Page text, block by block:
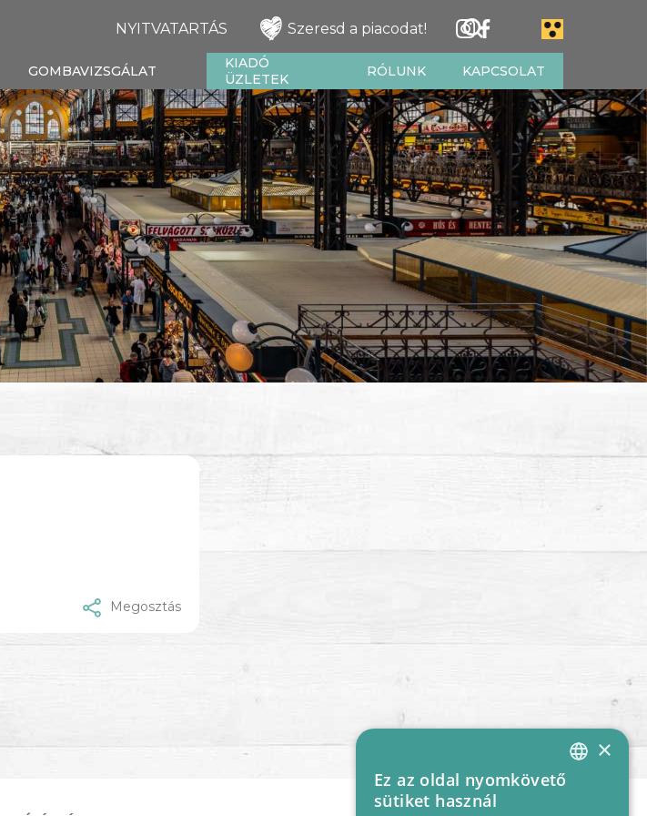
NYITVATARTÁS Szeresd a piacodat!
GOMBAVIZSGÁLAT
KIADÓ
ÜZLETEK
RÓLUNK KAPCSOLAT
Megosztás
HUNGARIAN
×
Ez az oldal nyomkövető
sütiket használ